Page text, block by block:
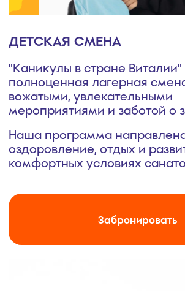
Караоке или вечеринка?! «Или» не существует!
рождественскому балу-маскараду. Загадаем
желания, получим подарки.
Долгожданный рождественский карнавал, банкет
Расширяем спортивную книгу рекордов Виталии!